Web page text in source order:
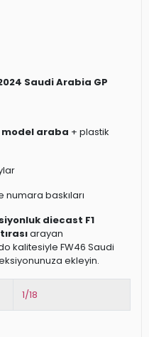
Saudi Arabia GP
araba + plastik
baskıları
diecast F1
arayan
kalitesiyle FW46 Saudi
ekleyin.
1/18